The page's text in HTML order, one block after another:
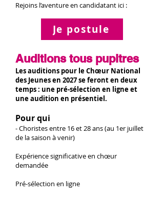
Rejoins l’aventure en candidatant ici :
Auditions tous pupitres
Les auditions pour le Chœur National
des Jeunes en 2027 se feront en deux
temps : une pré-sélection en ligne et
une audition en présentiel.
Pour qui
- Choristesentre 16 et 28 ans (au 1er juillet
de la saison à venir)
Expérience significative en chœur
demandée
Pré-sélection en ligne
Je postule